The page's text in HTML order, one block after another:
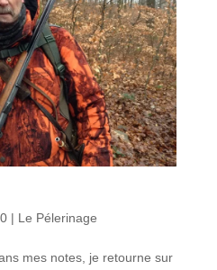
| Le Pélerinage
mes notes, je retourne sur